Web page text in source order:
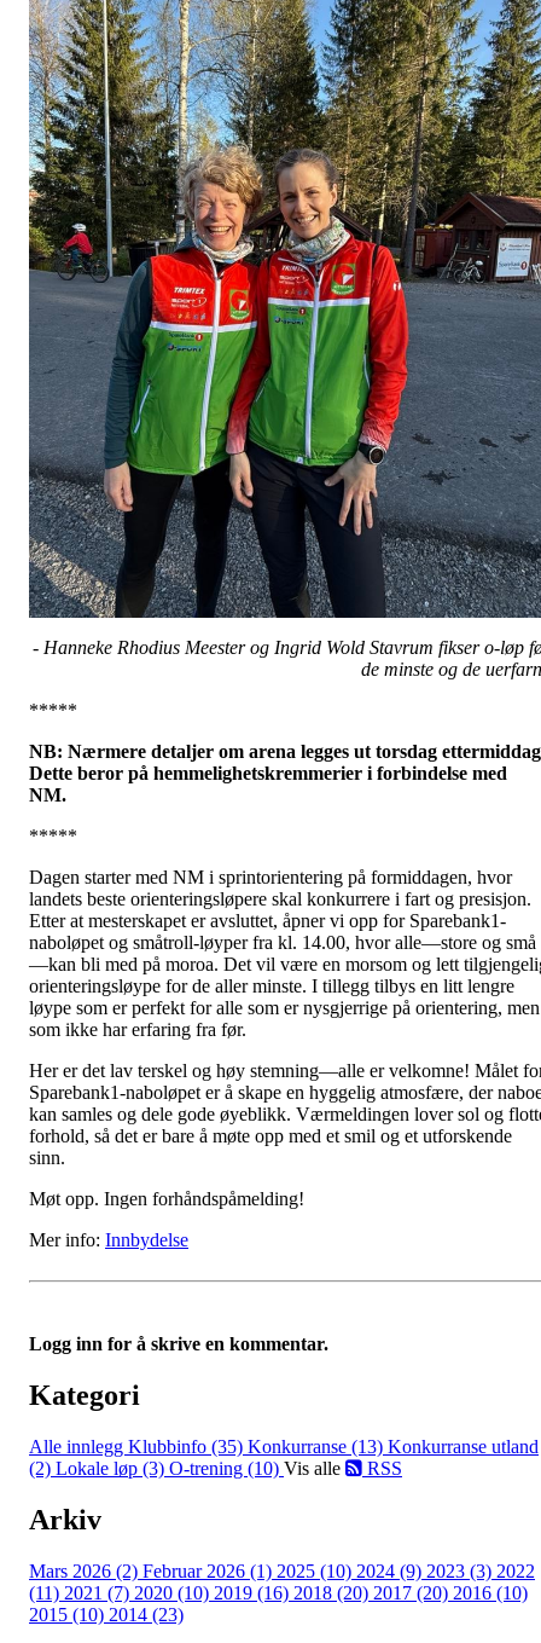
- Hanneke Rhodius Meester og Ingrid Wold Stavrum fikser o-løp
de minste og de
*****
NB: Nærmere detaljer om arena legges ut torsdag
Dette beror på hemmelighetskremmerier i forbindelse med
NM.
*****
Dagen starter med NM i sprintorientering på formiddagen, hvor
landets beste orienteringsløpere skal konkurrere i fart og presisjon.
Etter at mesterskapet er avsluttet, åpner vi opp for Sparebank1-
naboløpet og småtroll-løyper fra kl. 14.00, hvor alle—store og små
—kan bli med på moroa. Det vil være en morsom og lett
orienteringsløype for de aller minste. I tillegg tilbys en litt lengre
løype som er perfekt for alle som er nysgjerrige på orientering, men
som ikke har erfaring fra før.
Her er det lav terskel og høy stemning—alle er velkomne! Målet
Sparebank1-naboløpet er å skape en hyggelig atmosfære, der
kan samles og dele gode øyeblikk. Værmeldingen lover sol og
forhold, så det er bare å møte opp med et smil og et utforskende
sinn.
Møt opp. Ingen forhåndspåmelding!
Mer info: Innbydelse
Logg inn for å skrive en kommentar.
Kategori
Alle innlegg Klubbinfo (35) Konkurranse (13) Konkurranse utland
(2) Lokale løp (3) O-trening (10) Vis alle RSS
Arkiv
Mars 2026 (2) Februar 2026 (1) 2025 (10) 2024 (9) 2023 (3) 2022
(11) 2021 (7) 2020 (10) 2019 (16) 2018 (20) 2017 (20) 2016 (10)
2015 (10) 2014 (23)